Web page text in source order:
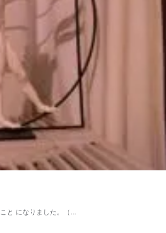
と になりました。（...